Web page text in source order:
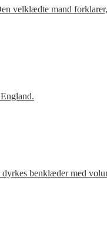
velklædte mand
benklæder med